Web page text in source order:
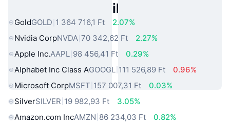
Népszerű Való Világbeli Eszközök
GoldGOLD 1 364 716,1 Ft
2.07%
Nvidia CorpNVDA 70 342,62 Ft
2.27%
Apple Inc.AAPL 98 456,41 Ft
0.29%
Alphabet Inc Class AGOOGL 111 526,89 Ft
0.96%
Microsoft CorpMSFT 157 007,31 Ft
0.03%
SilverSILVER 19 982,93 Ft
3.05%
Amazon.com IncAMZN 86 234,03 Ft
0.82%